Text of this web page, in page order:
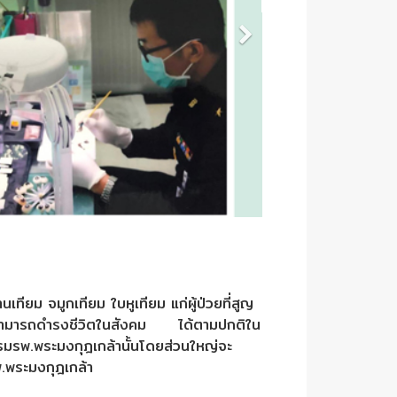
นเทียม จมูกเทียม ใบหูเทียม แก่ผู้ป่วยที่สูญ
ามารถดำรงชีวิตในสังคม ได้ตามปกติใน
รพ.พระมงกุฎเกล้านั้นโดยส่วนใหญ่จะ
ระมงกุฎเกล้า